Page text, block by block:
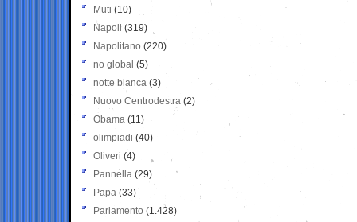
Muti (10)
Napoli (319)
Napolitano (220)
no global (5)
notte bianca (3)
Nuovo Centrodestra (2)
Obama (11)
olimpiadi (40)
Oliveri (4)
Pannella (29)
Papa (33)
Parlamento (1.428)